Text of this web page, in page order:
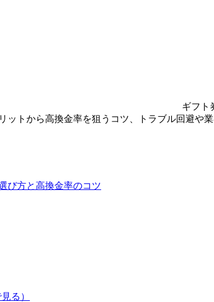
ギフト
トから高換金率を狙うコツ、トラブル回避や
び方と高換金率のコツ
る）